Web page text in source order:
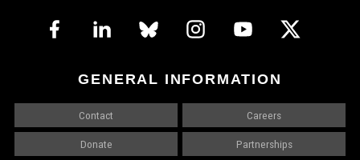
GENERAL INFORMATION
Contact Careers
Donate Partnerships